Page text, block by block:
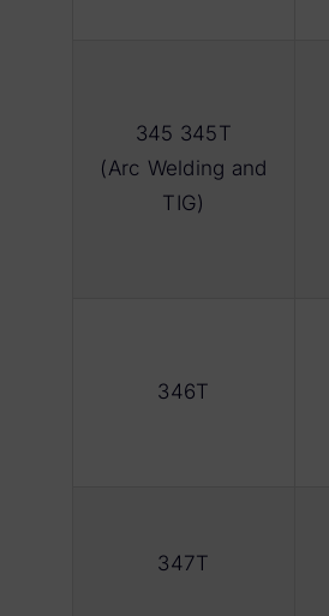
345 345T
(Arc Welding and
TIG)
346T
347T